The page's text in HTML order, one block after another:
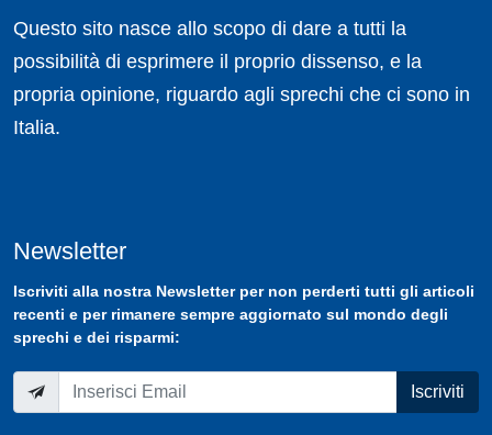
Questo sito nasce allo scopo di dare a tutti la
possibilità di esprimere il proprio dissenso, e la
propria opinione, riguardo agli sprechi che ci sono in
Italia.
Newsletter
Iscriviti alla nostra Newsletterper non perderti tutti gli articoli
recenti e per rimanere sempre aggiornato sul mondo degli
sprechi e dei risparmi:
Iscriviti